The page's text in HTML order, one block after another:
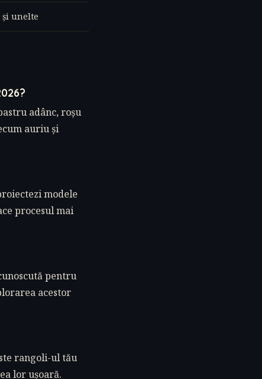
și unelte
adânc, roșu
auriu și
modele
procesul mai
pentru
acestor
rangoli-ul tău
lor ușoară.